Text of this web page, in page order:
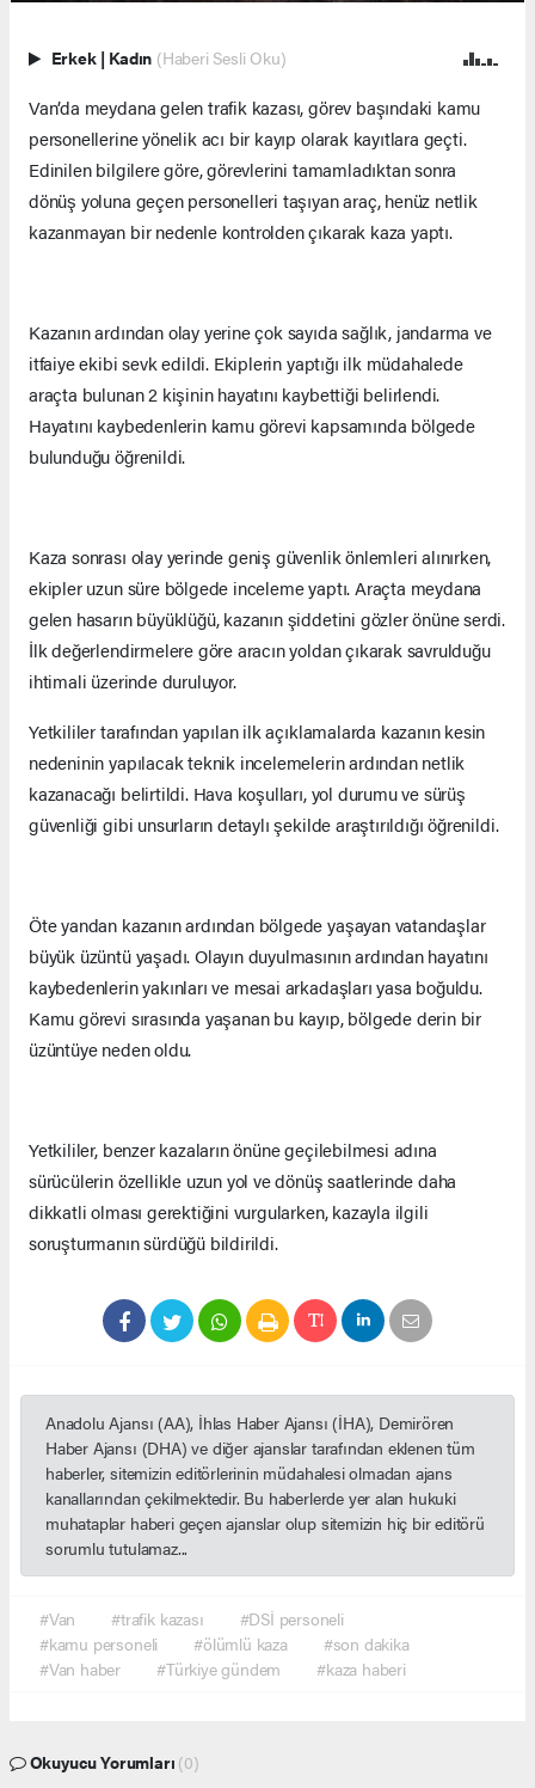
Erkek | Kadın (Haberi Sesli Oku)
Van’da meydana gelen trafik kazası, görev başındaki kamu
personellerine yönelik acı bir kayıp olarak kayıtlara geçti.
Edinilen bilgilere göre, görevlerini tamamladıktan sonra
dönüş yoluna geçen personelleri taşıyan araç, henüz netlik
kazanmayan bir nedenle kontrolden çıkarak kaza yaptı.
Kazanın ardından olay yerine çok sayıda sağlık, jandarma ve
itfaiye ekibi sevk edildi. Ekiplerin yaptığı ilk müdahalede
araçta bulunan 2 kişinin hayatını kaybettiği belirlendi.
Hayatını kaybedenlerin kamu görevi kapsamında bölgede
bulunduğu öğrenildi.
Kaza sonrası olay yerinde geniş güvenlik önlemleri alınırken,
ekipler uzun süre bölgede inceleme yaptı. Araçta meydana
gelen hasarın büyüklüğü, kazanın şiddetini gözler önüne serdi.
İlk değerlendirmelere göre aracın yoldan çıkarak savrulduğu
ihtimali üzerinde duruluyor.
Yetkililer tarafından yapılan ilk açıklamalarda kazanın kesin
nedeninin yapılacak teknik incelemelerin ardından netlik
kazanacağı belirtildi. Hava koşulları, yol durumu ve sürüş
güvenliği gibi unsurların detaylı şekilde araştırıldığı öğrenildi.
Öte yandan kazanın ardından bölgede yaşayan vatandaşlar
büyük üzüntü yaşadı. Olayın duyulmasının ardından hayatını
kaybedenlerin yakınları ve mesai arkadaşları yasa boğuldu.
Kamu görevi sırasında yaşanan bu kayıp, bölgede derin bir
üzüntüye neden oldu.
Yetkililer, benzer kazaların önüne geçilebilmesi adına
sürücülerin özellikle uzun yol ve dönüş saatlerinde daha
dikkatli olması gerektiğini vurgularken, kazayla ilgili
soruşturmanın sürdüğü bildirildi.
Anadolu Ajansı (AA), İhlas Haber Ajansı (İHA), Demirören
Haber Ajansı (DHA) ve diğer ajanslar tarafından eklenen tüm
haberler, sitemizin editörlerinin müdahalesi olmadan ajans
kanallarından çekilmektedir. Bu haberlerde yer alan hukuki
muhataplar haberi geçen ajanslar olup sitemizin hiç bir editörü
sorumlu tutulamaz...
#Van #trafik kazası
#DSİ personeli
#kamu personeli
#ölümlü kaza
#son dakika
#Van haber
#Türkiye gündem #kaza haberi
Okuyucu Yorumları (0)